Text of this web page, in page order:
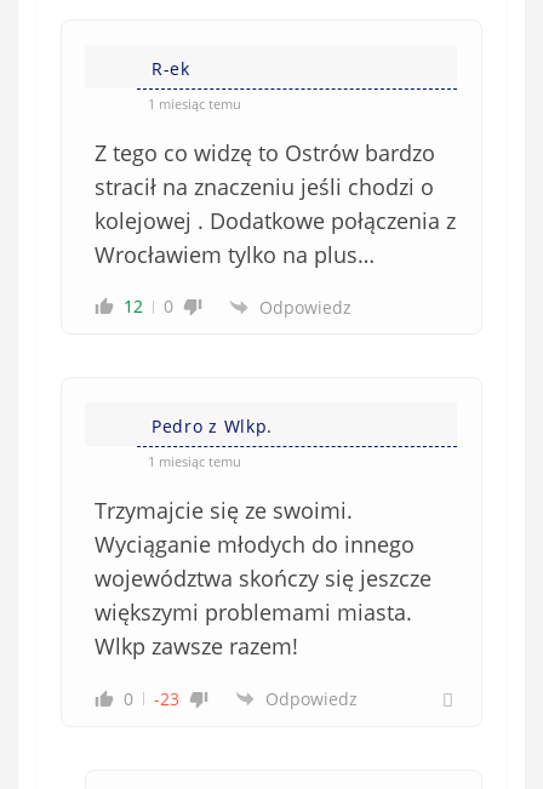
R-ek
1 miesiąc temu
Z tego co widzę to Ostrów bardzo
stracił na znaczeniu jeśli chodzi o
kolejowej . Dodatkowe połączenia z
Wrocławiem tylko na plus…
12 0 Odpowiedz
Pedro z Wlkp.
1 miesiąc temu
Trzymajcie się ze swoimi.
Wyciąganie młodych do innego
województwa skończy się jeszcze
większymi problemami miasta.
Wlkp zawsze razem!
0 -23 Odpowiedz